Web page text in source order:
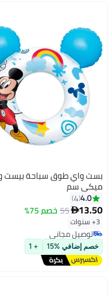
انتكس طوقات شفافة
6.50
6-10 سنواتتوصيل مجاني
توصيل مجاني
خصم إضافي %15